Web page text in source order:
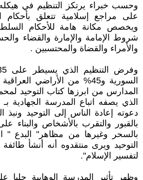
وحسب خبراء يرتكز التنظيم في
على مراجع إسلامية تتعلق بأحكام
ويخصص مكانة هامة للأحكام
شروط الإمامة والإمارة والقضاء
والأمراء والقضاة والمحتسبين .
السورية و45% من الأراضي
المدارس من ابرزها كتاب التوحيد
الذي يصفه اتباع المدرسة الجهادية
دعوته إعادة الناس إلى التوحيد ونبذ
بالقبور والتقرب بالأشخاص والبناء
بالسحر وغيرها من مظاهر" البدع "
التوحيد ويرى منتقدوه أنه أنشأ
لتفسير الإسلام".
وظهر تأثير المدرسة الوهابية